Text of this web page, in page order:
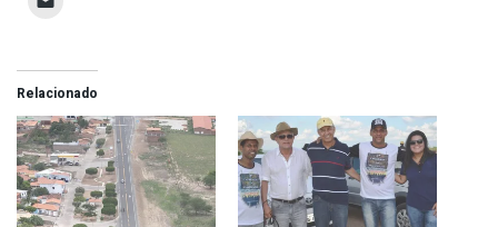
Relacionado